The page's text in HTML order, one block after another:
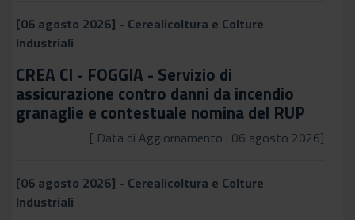
[06 agosto 2026] - Cerealicoltura e Colture
Industriali
CREA CI - FOGGIA - Servizio di
assicurazione contro danni da incendio
granaglie e contestuale nomina del RUP
[ Data di Aggiornamento : 06 agosto 2026]
[06 agosto 2026] - Cerealicoltura e Colture
Industriali